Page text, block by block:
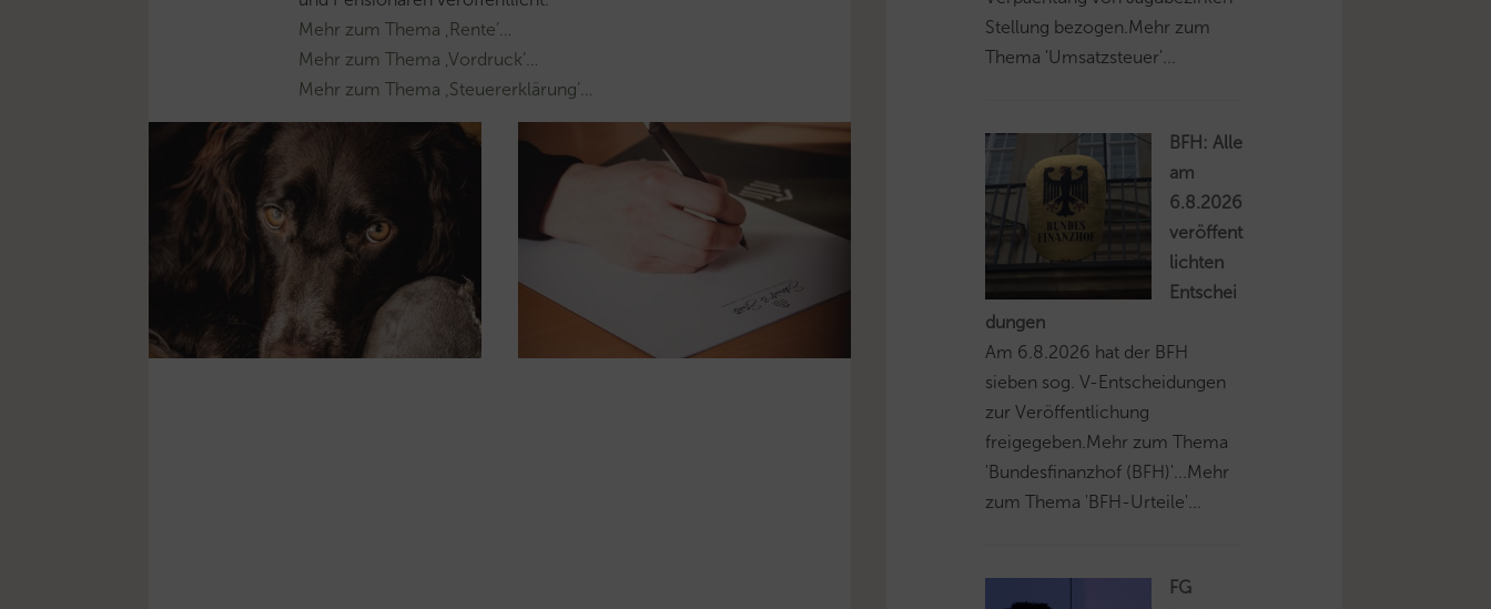
Mehr zum Thema ‚Rente’…
Mehr zum Thema ‚Vordruck’…
Mehr zum Thema ‚Steuererklärung’…
Stellung bezogen.Mehr zum
Thema 'Umsatzsteuer'...
BFH: Alle
am
6.8.2026
veröffent
lichten
Entschei
dungen
Am 6.8.2026 hat der BFH
sieben sog. V-Entscheidungen
zur Veröffentlichung
freigegeben.Mehr zum Thema
'Bundesfinanzhof (BFH)'...Mehr
zum Thema 'BFH-Urteile'...
FG